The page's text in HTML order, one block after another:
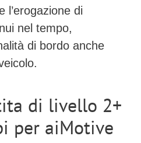
l’erogazione di
nel tempo,
di bordo anche
di livello 2+
per aiMotive